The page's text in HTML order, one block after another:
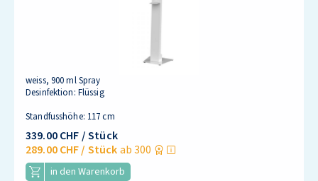
weiss, 900 ml Spray
Desinfektion: Flüssig
Standfusshöhe: 117 cm
339.00 CHF/ Stück
289.00 CHF/ Stückab 300
in den Warenkorb